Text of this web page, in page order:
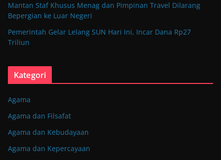
Mantan Staf Khusus Menag dan Pimpinan Travel Dilarang
Bepergian ke Luar Negeri
Pemerintah Gelar Lelang SUN Hari Ini, Incar Dana Rp27
Triliun
Kategori
Agama
Agama dan Filsafat
Agama dan Kebudayaan
Agama dan Kepercayaan